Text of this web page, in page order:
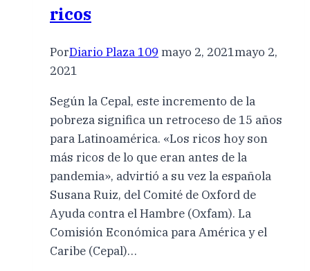
ricos
PorDiario Plaza 109 mayo 2, 2021mayo 2,
2021
Según la Cepal, este incremento de la
pobreza significa un retroceso de 15 años
para Latinoamérica. «Los ricos hoy son
más ricos de lo que eran antes de la
pandemia», advirtió a su vez la española
Susana Ruiz, del Comité de Oxford de
Ayuda contra el Hambre (Oxfam). La
Comisión Económica para América y el
Caribe (Cepal)…